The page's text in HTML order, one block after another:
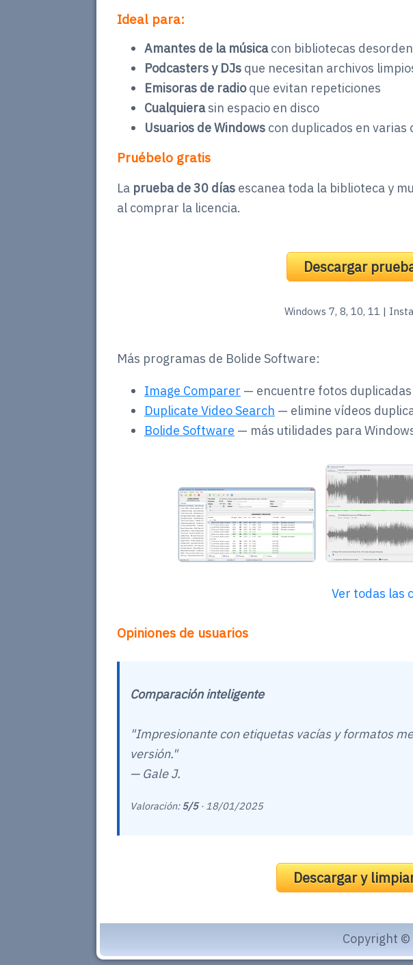
Ideal para:
Amantes de la músicacon bibliotecas
Podcasters y DJs que necesitan archivos
Emisoras de radioque evitan repeticiones
Cualquierasin espacio en disco
Usuarios de Windows con duplicados en varias
Pruébelo gratis
La prueba de 30 días escanea toda la biblioteca y
al comprar la licencia.
Descargar
Windows 7, 8, 10, 11 |
Más programas de Bolide Software:
Image Comparer — encuentre fotos
Duplicate Video Search — elimine vídeos
Bolide Software — más utilidades para
Ver todas las
Opiniones de usuarios
Comparación inteligente
"Impresionante con etiquetas vacías y formatos
versión."
— Gale J.
Valoración:5/5· 18/01/2025
Descargar y
Copyright